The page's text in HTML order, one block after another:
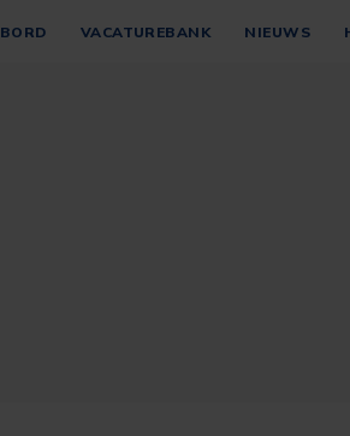
VACATUREBANK NIEUWS